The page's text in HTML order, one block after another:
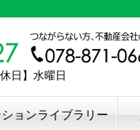
日】水曜日
ョンライブラリー